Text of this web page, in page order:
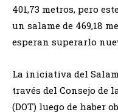
401,73 metros, pero
un salame de 469,18
esperan superarlo
La iniciativa del
través del Consejo de
(DOT) luego de haber